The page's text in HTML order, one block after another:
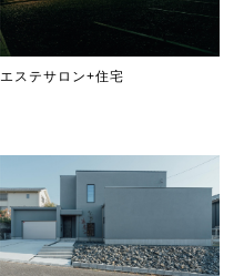
エステサロン+住宅